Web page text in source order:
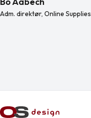
Adm. direktør, Online Supplies